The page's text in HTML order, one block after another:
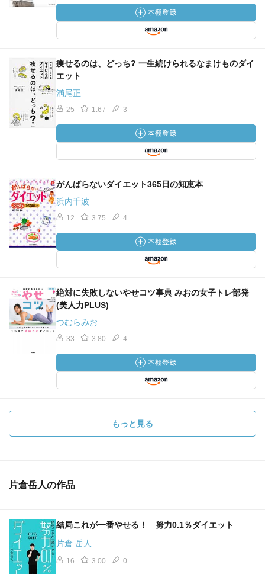
痩せるのは、どっち? 一生続けられるなまけものダイ
エット
満尾正
25 1.67 3
がんばらないダイエット365日の知恵本
浜内千波
12 3.75 4
絶対に失敗しないやせコツ事典 みおの女子トレ部発
(美人力PLUS)
つむらみお
33 3.80 4
もっと見る
片倉岳人の作品
結局これが一番やせる！ 努力0.1％ダイエット
片倉 岳人
16 3.00 0